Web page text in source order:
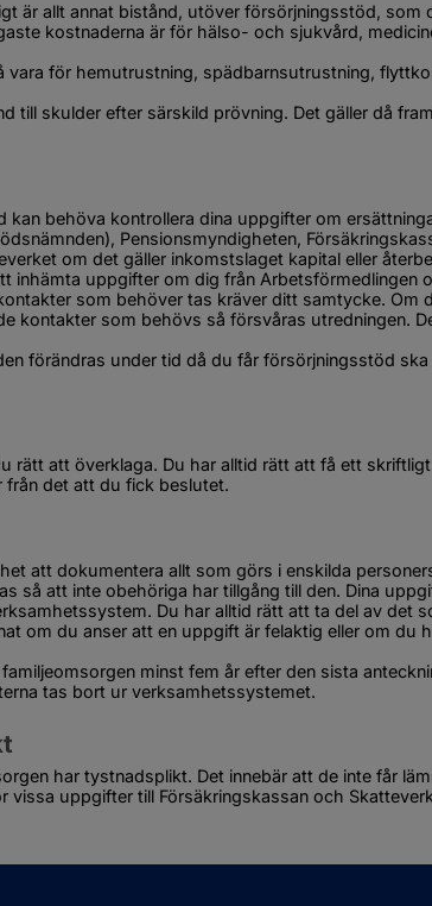
är allt annat bistånd, utöver försörjningsstöd, som
kostnaderna är för hälso- och sjukvård,
vara för hemutrustning, spädbarnsutrustning,
till skulder efter särskild prövning. Det gäller då
kan behöva kontrollera dina uppgifter om
Pensionsmyndigheten,
om det gäller inkomstslaget kapital eller
inhämta uppgifter om dig från Arbetsförmedlingen
som behöver tas kräver ditt samtycke. Om
kontakter som behövs så försvåras utredningen.
förändras under tid då du får försörjningsstöd
rätt att överklaga. Du har alltid rätt att få ett
från det att du fick beslutet.
att dokumentera allt som görs i enskilda
så att inte obehöriga har tillgång till den. Dina
Du har alltid rätt att ta del av det
om du anser att en uppgift är felaktig eller om du
minst fem år efter den sista
tas bort ur verksamhetssystemet.
har tystnadsplikt. Det innebär att de inte får
vissa uppgifter till Försäkringskassan och